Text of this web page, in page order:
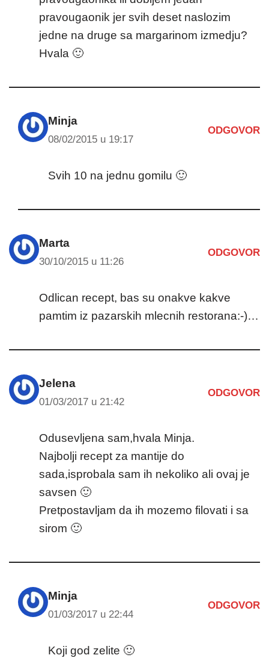
pravougaonik jer svih deset naslozim
jedne na druge sa margarinom izmedju?
Hvala 🙂
Minja
08/02/2015 u 19:17
ODGOVOR
Svih 10 na jednu gomilu 🙂
Marta
30/10/2015 u 11:26
ODGOVOR
Odlican recept, bas su onakve kakve
pamtim iz pazarskih mlecnih restorana:-)…
Jelena
01/03/2017 u 21:42
ODGOVOR
Odusevljena sam,hvala Minja.
Najbolji recept za mantije do
sada,isprobala sam ih nekoliko ali ovaj je
savsen 🙂
Pretpostavljam da ih mozemo filovati i sa
sirom 🙂
Minja
01/03/2017 u 22:44
ODGOVOR
Koji god zelite 🙂